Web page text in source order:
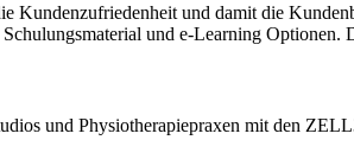
Kundenzufriedenheit und damit die
und e-Learning
und Physiotherapiepraxen mit den